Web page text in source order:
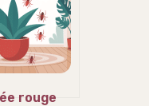
rouge